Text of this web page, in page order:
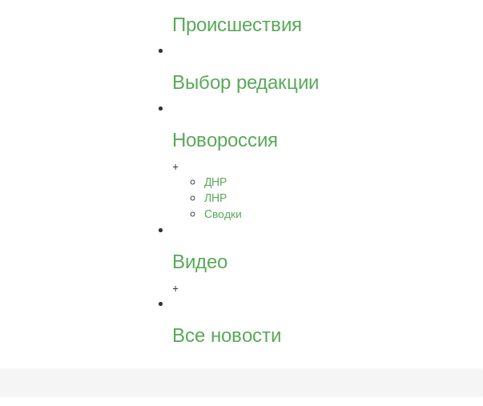
Происшествия
Выбор редакции
Новороссия
+
ДНР
ЛНР
Сводки
Видео
+
Все новости